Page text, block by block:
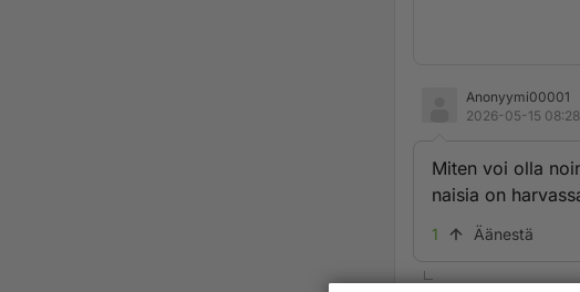
Anonyymi00001
2026-05-15
Miten voi olla
naisia on
1 Äänestä